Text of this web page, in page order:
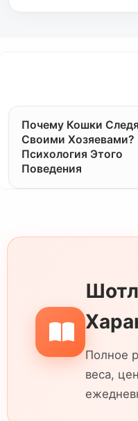
Почему Кошки
Своими Хозяевами?
Психология Этого
Поведения
Полное
веса,